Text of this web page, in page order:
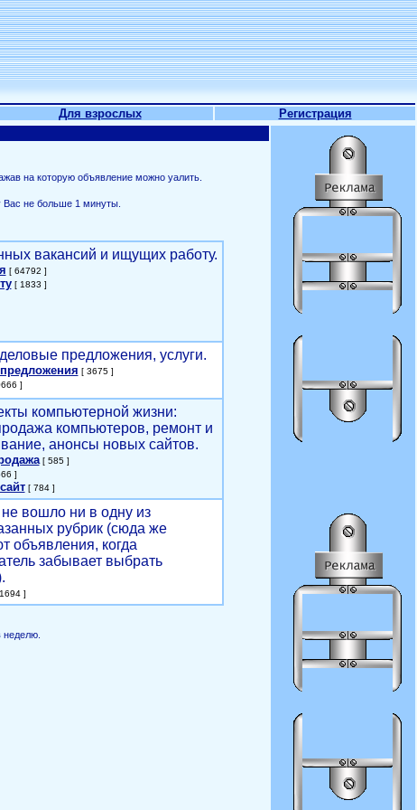
Для взрослых Регистрация
на которую объявление можно уалить.
Вас не больше 1 минуты.
вакансий и ищущих работу.
[ 64792 ]
[ 1833 ]
предложения, услуги.
[ 3675 ]
]
компьютерной жизни:
компьютеров, ремонт и
анонсы новых сайтов.
[ 585 ]
]
[ 784 ]
не вошло ни в одну из
рубрик (сюда же
объявления, когда
забывает выбрать
]
неделю.